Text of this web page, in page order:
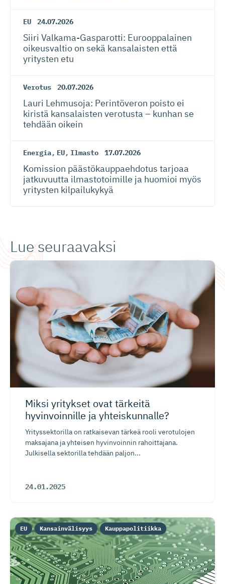
EU 24.07.2026
Siiri Valkama-Gas­pa­rotti: Eurooppalainen
oikeusvaltio on sekä kansalaisten että
yritysten etu
Verotus 20.07.2026
Lauri Lehmusoja: Perintöveron poisto ei
kiristä kansalaisten verotusta – kunhan se
tehdään oikein
Energia, EU, Ilmasto 17.07.2026
Komission päästökaup­paehdotus tarjoaa
jatkuvuutta ilmastotoimille ja huomioi myös
yritysten kilpailukykyä
Lue seuraavaksi
Miksi yritykset ovat tärkeitä
hyvinvoinnille ja yhteiskunnalle?
Yrityssektorilla on ratkaisevan tärkeä rooli verotulojen
maksajana ja yhteisen hyvinvoinnin rahoittajana.
Julkisella sektorilla tehdään paljon...
24.01.2025
EU Kansainvälisyys Kauppapolitiikka